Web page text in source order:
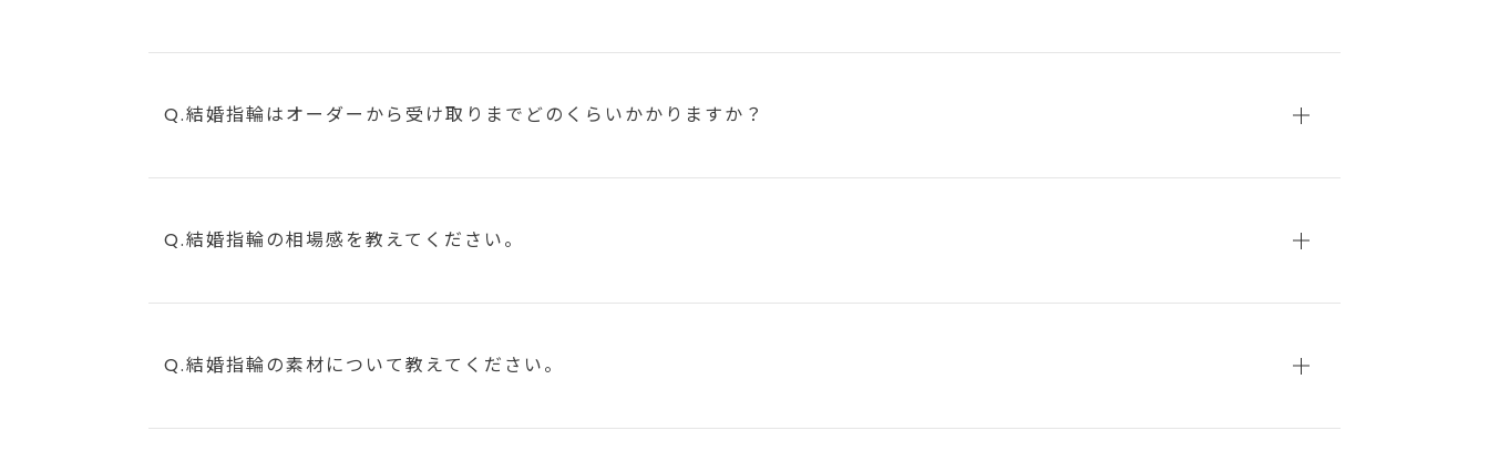
Q.結婚指輪はオーダーから受け取りまで どのくらいかかりますか？
Q.結婚指輪の相場感を教えてください。
Q.結婚指輪の素材について教えてください。